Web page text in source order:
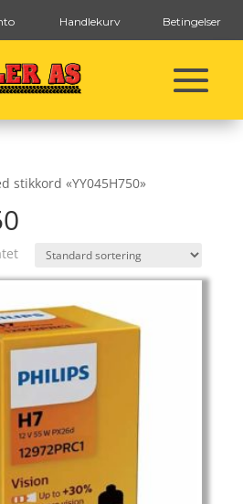
Handlekurv Betingelser
stikkord «YY045H750»